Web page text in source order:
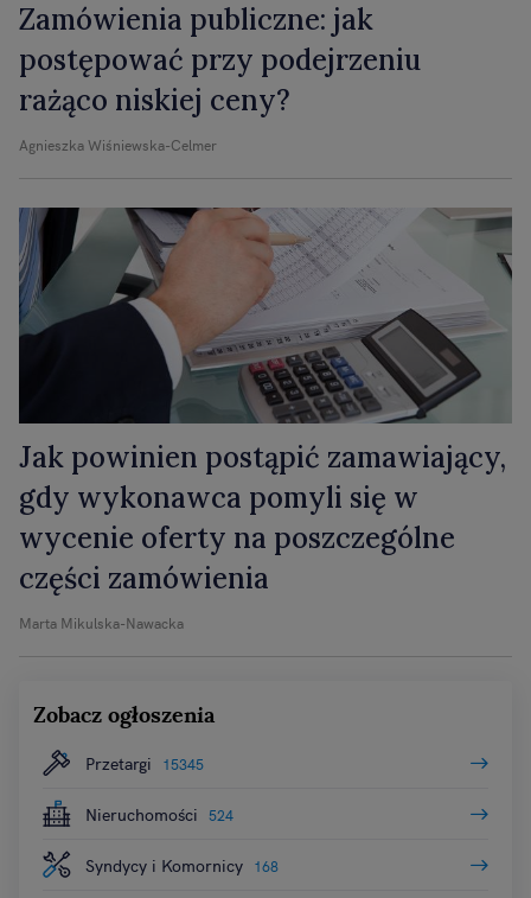
Zamówienia publiczne: jak
postępować przy podejrzeniu
rażąco niskiej ceny?
Agnieszka Wiśniewska-Celmer
Jak powinien postąpić zamawiający,
gdy wykonawca pomyli się w
wycenie oferty na poszczególne
części zamówienia
Marta Mikulska-Nawacka
Zobacz ogłoszenia
Przetargi 15345
Nieruchomości 524
Syndycy i Komornicy 168